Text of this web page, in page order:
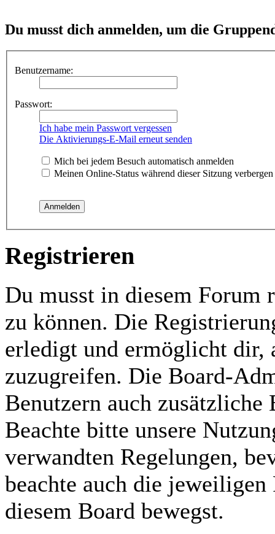
Du musst dich anmelden, um die
Benutzername:
Passwort:
Ich habe mein Passwort vergessen
Die Aktivierungs-E-Mail erneut senden
Mich bei jedem Besuch automatisch anmelden
Meinen Online-Status während dieser Sitzung verbergen
Registrieren
Du musst in diesem Forum
zu können. Die
erledigt und ermöglicht dir,
zuzugreifen. Die Board-
Benutzern auch zusätzliche
Beachte bitte unsere
verwandten Regelungen,
beachte auch die
diesem Board bewegst.